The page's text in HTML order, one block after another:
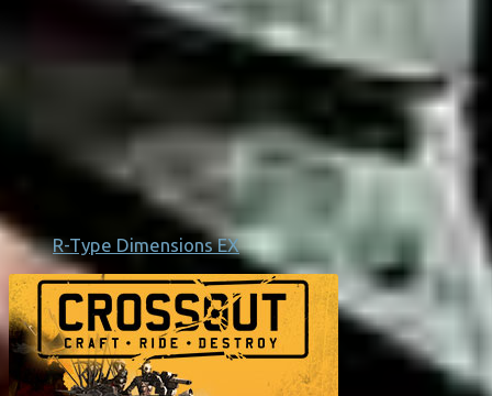
R-Type Dimensions EX